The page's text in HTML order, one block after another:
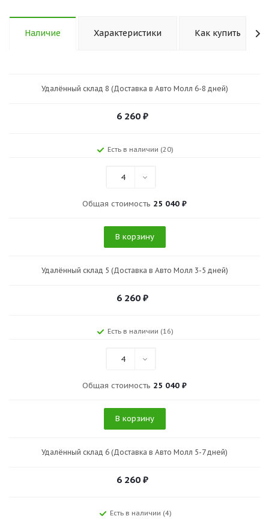
Наличие Характеристики Как купить
Удалённый склад 8 (Доставка в Авто Молл 6-8 дней)
6 260 ₽
Есть в наличии (20)
4
Общая стоимость 25 040 ₽
В корзину
Удалённый склад 5 (Доставка в Авто Молл 3-5 дней)
6 260 ₽
Есть в наличии (16)
4
Общая стоимость 25 040 ₽
В корзину
Удалённый склад 6 (Доставка в Авто Молл 5-7 дней)
6 260 ₽
Есть в наличии (4)